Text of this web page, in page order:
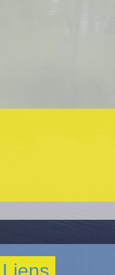
Liens